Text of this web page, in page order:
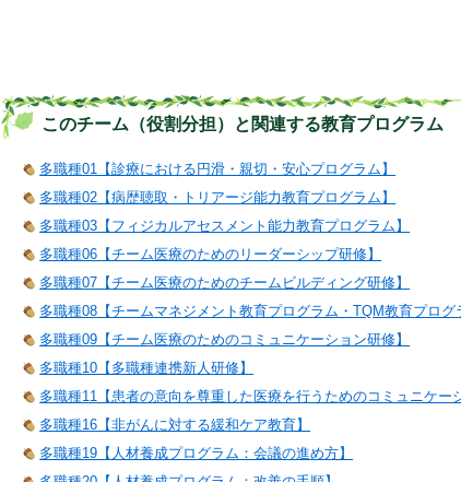
このチーム（役割分担）と関連する教育プログラム
多職種01【診療における円滑・親切・安心プログラム】
多職種02【病歴聴取・トリアージ能力教育プログラム】
多職種03【フィジカルアセスメント能力教育プログラム】
多職種06【チーム医療のためのリーダーシップ研修】
多職種07【チーム医療のためのチームビルディング研修】
多職種08【チームマネジメント教育プログラム・TQM教育プログ
多職種09【チーム医療のためのコミュニケーション研修】
多職種10【多職種連携新人研修】
多職種11【患者の意向を尊重した医療を行うためのコミュニケー
多職種16【非がんに対する緩和ケア教育】
多職種19【人材養成プログラム：会議の進め方】